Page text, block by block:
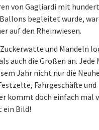
von Gagliardi mit
begleitet wurde,
auf den Rheinwiesen.
und Mandeln
auch die Großen an. Jede
Jahr nicht nur die
Fahrgeschäfte und
kommt doch einfach mal
ein Bild!